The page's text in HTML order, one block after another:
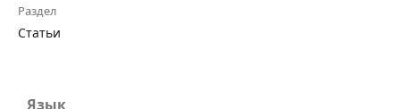
Раздел
Статьи
Язык